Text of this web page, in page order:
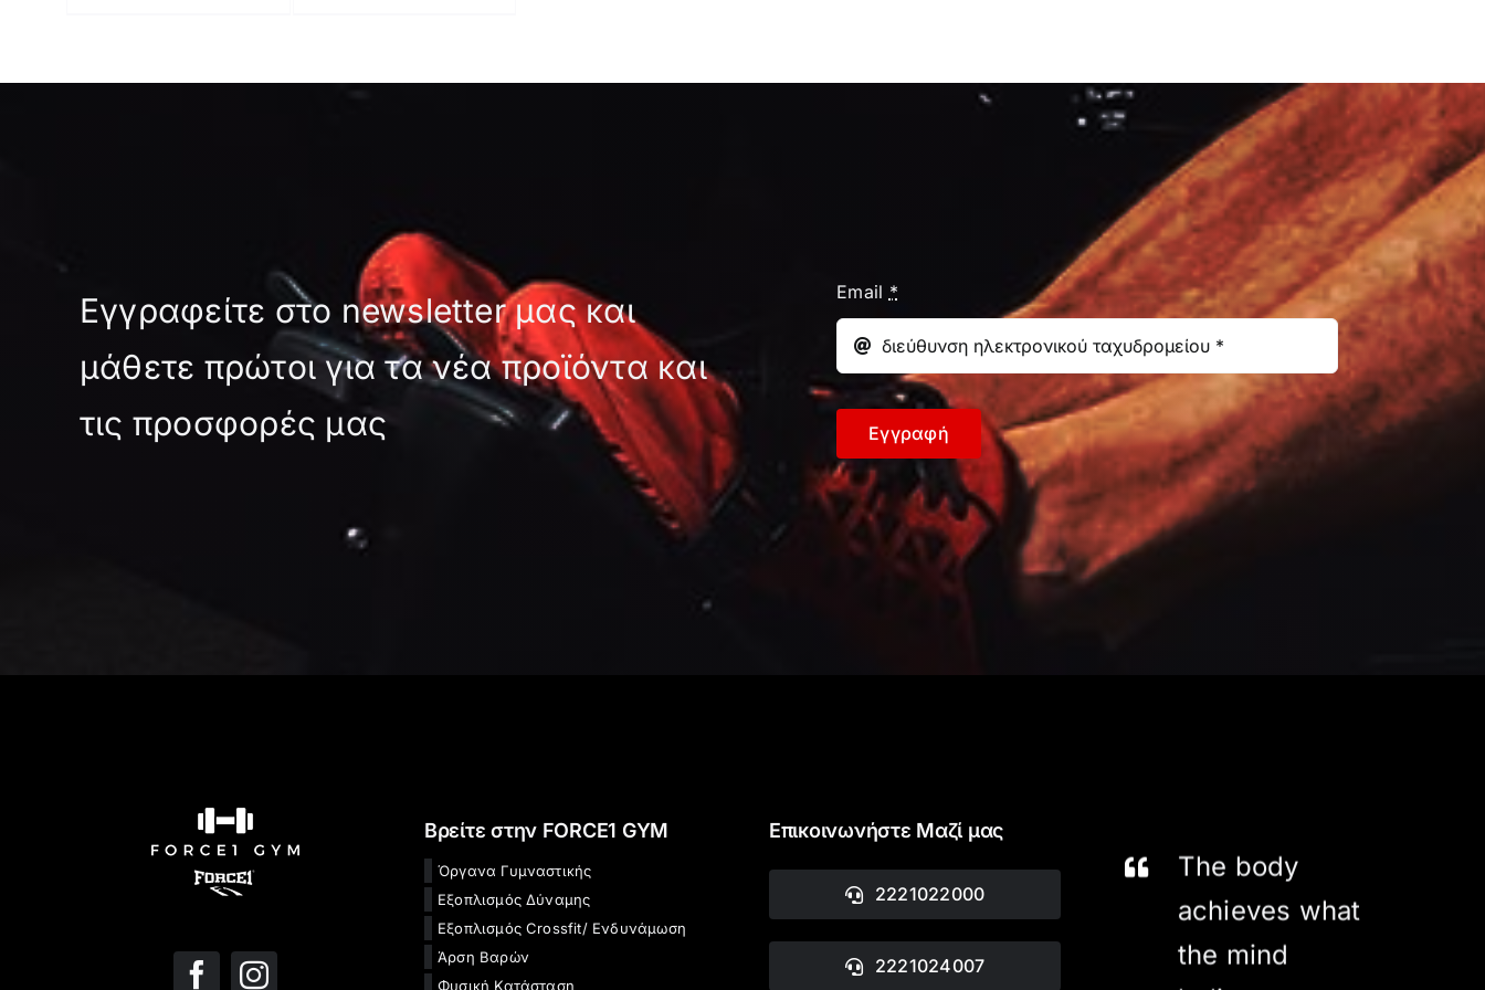
Εγγραφείτε στο newsletter μας και
μάθετε πρώτοι για τα νέα προϊόντα και
τις προσφορές μας
Email *
Εγγραφή
Βρείτε στην FORCE1 GYM
Όργανα Γυμναστικής
Εξοπλισμός Δύναμης
Εξοπλισμός Crossfit/ Ενδυνάμωση
Άρση Βαρών
Φυσική Κατάσταση
Επικοινωνήστε Μαζί μας
2221022000
2221024007
The body
achieves what
the mind